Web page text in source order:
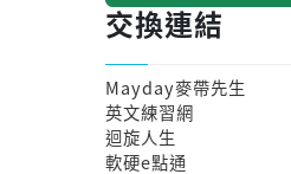
交換連結
Mayday麥帶先生
英文練習網
迴旋人生
軟硬e點通